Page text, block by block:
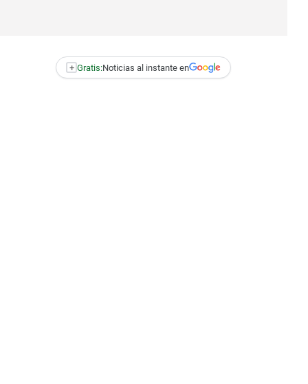
+ Gratis:Noticias al instante en